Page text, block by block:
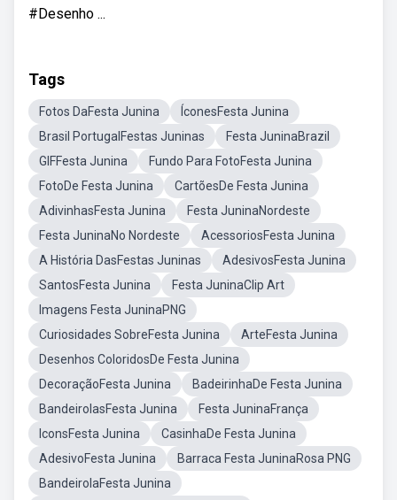
#Desenho ...
Tags
Fotos DaFesta Junina
ÍconesFesta Junina
Brasil PortugalFestas Juninas
Festa JuninaBrazil
GIFFesta Junina
Fundo Para FotoFesta Junina
FotoDe Festa Junina
CartõesDe Festa Junina
AdivinhasFesta Junina
Festa JuninaNordeste
Festa JuninaNo Nordeste
AcessoriosFesta Junina
A História DasFestas Juninas
AdesivosFesta Junina
SantosFesta Junina
Festa JuninaClip Art
Imagens Festa JuninaPNG
Curiosidades SobreFesta Junina
ArteFesta Junina
Desenhos ColoridosDe Festa Junina
DecoraçãoFesta Junina
BadeirinhaDe Festa Junina
BandeirolasFesta Junina
Festa JuninaFrança
IconsFesta Junina
CasinhaDe Festa Junina
AdesivoFesta Junina
Barraca Festa JuninaRosa PNG
BandeirolaFesta Junina